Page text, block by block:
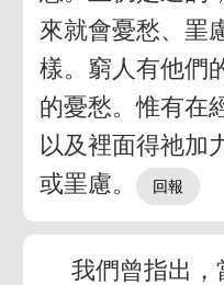
來就會憂愁、罣
樣。窮人有他們
的憂愁。惟有在
以及裡面得祂加
或罣慮。
我們曾指出，